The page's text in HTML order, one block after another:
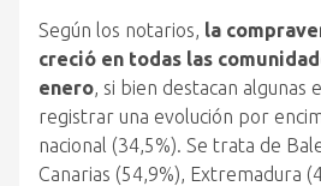
Según los notarios, la
creció en todas las
enero, si bien destacan algunas
registrar una evolución por
nacional (34,5%). Se trata de
Canarias (54,9%), Extremadura